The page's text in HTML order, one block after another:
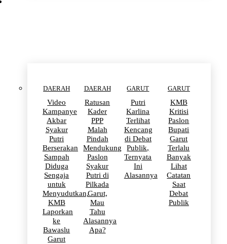
DAERAH
Video
Kampanye
Akbar
Syakur
Putri
Berserakan
Sampah
Diduga
Sengaja
untuk
Menyudutkan,
KMB
Laporkan
ke
Bawaslu
Garut
DAERAH
Ratusan
Kader
PPP
Malah
Pindah
Mendukung
Paslon
Syakur
Putri di
Pilkada
Garut,
Mau
Tahu
Alasannya
Apa?
GARUT
Putri
Karlina
Terlihat
Kencang
di Debat
Publik,
Ternyata
Ini
Alasannya
GARUT
KMB
Kritisi
Paslon
Bupati
Garut
Terlalu
Banyak
Lihat
Catatan
Saat
Debat
Publik